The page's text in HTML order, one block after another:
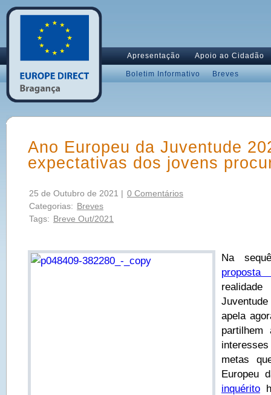
Apresentação Apoio ao Cidadão
Boletim Informativo Breves
Ano Europeu da Juventude
expectativas dos jovens
25 de Outubro de 2021 | 0 Comentários
Categorias: Breves
Tags: Breve Out/2021
Na
proposta
apela
partilhem
metas
Europeu
inquérito